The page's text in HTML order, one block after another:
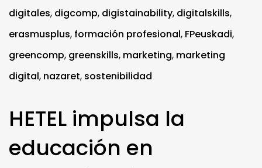
digitales, digcomp, digistainability, digitalskills,
erasmusplus, formación profesional, FPeuskadi,
greencomp, greenskills, marketing, marketing
digital, nazaret, sostenibilidad
HETEL impulsa la
educación en